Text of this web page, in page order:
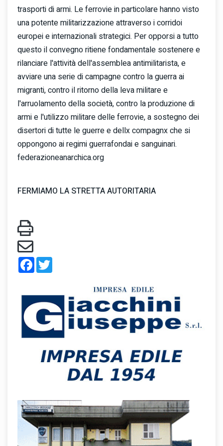
trasporti di armi. Le ferrovie in particolare hanno visto
una potente militarizzazione attraverso i corridoi
europei e internazionali strategici. Per opporsi a tutto
questo il convegno ritiene fondamentale sostenere e
rilanciare l'attività dell'assemblea antimilitarista, e
avviare una serie di campagne contro la guerra ai
migranti, contro il ritorno della leva militare e
l'arruolamento della società, contro la produzione di
armi e l'utilizzo militare delle ferrovie, a sostegno dei
disertori di tutte le guerre e dellx compagnx che si
oppongono ai regimi guerrafondai e sanguinari.
federazioneanarchica.org
FERMIAMO LA STRETTA AUTORITARIA
Facebook